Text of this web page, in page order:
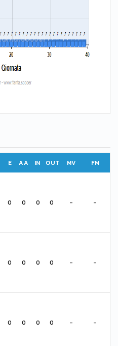
E AA IN OUT MV FM
0 0 0 0 - -
0 0 0 0 - -
0 0 0 0 - -